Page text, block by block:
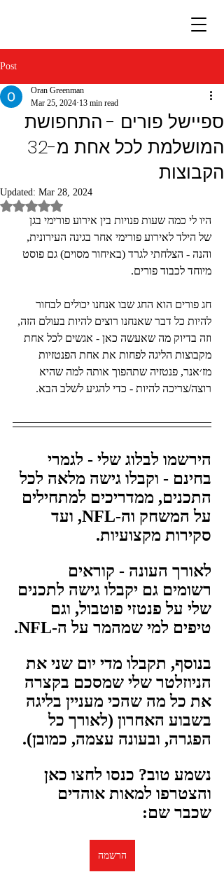
Post
ספיישל פורים - התחפושת
המושלמת לכל אחת מ-32
הקבוצות
Oran Greenman
Mar 25, 2024 13 min read
Updated: Mar 28, 2024
Rated NaN out of 5 stars.
היו לי כמה שעות פנויות בין אירוע פורימי בגן
של הילד לאירוע פורימי אחר בגינה העירונית,
והנה - הצלחתי לגרד (באיחור מסוים) גם פוסט
מיוחד לכבוד פורים.
חג פורים הוא החג שבו אנחנו יכולים לבחור
להיות כל דבר שאנחנו רוצים להיות בעולם הזה,
וזה בדיוק מה שאעשה כאן - אגשים לכל אחת
מקבוצות הליגה לפחות את אחת הפנטזיות
מז׳אנר, פנטזיה שתהפוך אותה למה שהיא
רוצה/צריכה להיות - כדי להגיע לשלב הבא.
הירשמו לבלוג שלי - לגמרי
בחינם - וקבלו גישה מלאה לכל
התכנים, ממדריכים למתחילים
על המשחק וה-NFL, ועד
סקירות מקצועיות.
לאורך העונה - קוראים
רשומים גם יקבלו גישה לתכנים
שלי על פנטזי פוטבול, וגם
טיפים למי שמהמר על ה-NFL.
בנוסף, תקבלו מדי יום שני את
הניוזלטר שלי שמסכם בקצרה
את כל מה שהכי מעניין בליגה
בשבוע האחרון (לאורך כל
הפגרה, ובעונה עצמה, כמובן).
נשמע טוב? כנסו לחצו כאן
והצטרפו למאות אוהדים
שכבר שם:
הרשמה